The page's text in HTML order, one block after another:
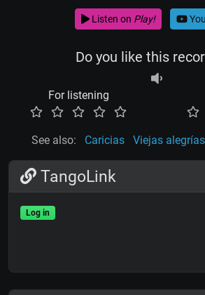
Listen on Play!
Do you like this
For listening
See also: Caricias Viejas alegrías
TangoLink
Log in